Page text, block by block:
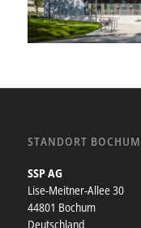
STANDORT BOCHUM
SSP AG
Lise-Meitner-Allee 30
44801 Bochum
Deutschland